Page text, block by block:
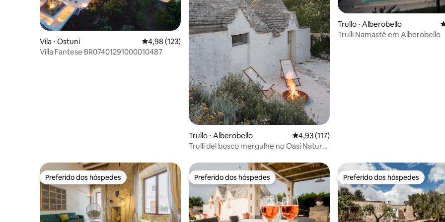
Vila ⋅ Ostuni 4,98 de uma avaliação média de 5, 123 avaliações
4,98 (123)
Villa Fantese BR07401291000010487
Trullo ⋅ Alberobello 4,93 de uma avaliação média de 5, 117
4,93 (117)
Trulli del bosco mergulhe no Oasi Natural
Trullo ⋅ Alberobello
Trulli Namastê em Alberobello
Preferido dos hóspedes
Preferido dos hóspedes Preferido dos hóspedes
Preferido dos hóspedes Preferido dos hóspedes
Preferido dos hóspedes